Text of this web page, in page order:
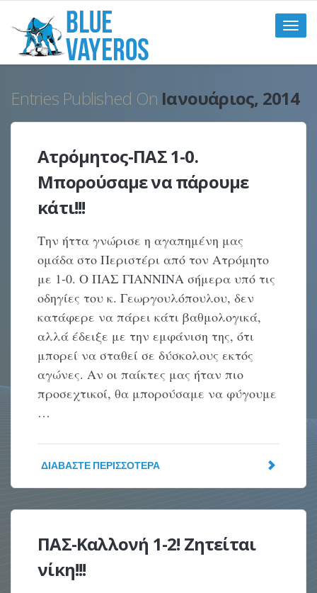
Toggle
Entries Published On Ιανουάριος, 2014
Ατρόμητος-ΠΑΣ 1-0.
Μπορούσαμε να πάρουμε
κάτι!!!
Την ήττα γνώρισε η αγαπημένη μας
ομάδα στο Περιστέρι από τον Ατρόμητο
με 1-0. Ο ΠΑΣ ΓΙΑΝΝΙΝΑ σήμερα υπό τις
οδηγίες του κ. Γεωργουλόπουλου, δεν
κατάφερε να πάρει κάτι βαθμολογικά,
αλλά έδειξε με την εμφάνιση της, ότι
μπορεί να σταθεί σε δύσκολους εκτός
αγώνες. Αν οι παίκτες μας ήταν πιο
προσεχτικοί, θα μπορούσαμε να φύγουμε
…
ΔΙΑΒΆΣΤΕ ΠΕΡΙΣΣΌΤΕΡΑ
ΠΑΣ-Καλλονή 1-2! Ζητείται
νίκη!!!